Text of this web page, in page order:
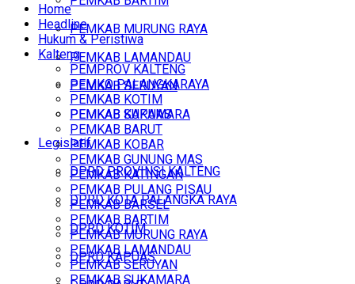
PEMKAB MURUNG RAYA
PEMKAB LAMANDAU
PEMKAB SERUYAN
PEMKAB SUKAMARA
Legislatif
DPRD PROVINSI KALTENG
DPRD KOTA PALANGKA RAYA
DPRD KOTIM
DPRD KAPUAS
Home
Headline
Hukum & Peristiwa
Kalteng
PEMPROV KALTENG
PEMKO PALANGKARAYA
PEMKAB KOTIM
PEMKAB KAPUAS
PEMKAB BARUT
PEMKAB KOBAR
PEMKAB GUNUNG MAS
PEMKAB KATINGAN
PEMKAB PULANG PISAU
PEMKAB BARSEL
PEMKAB BARTIM
PEMKAB MURUNG RAYA
PEMKAB LAMANDAU
PEMKAB SERUYAN
PEMKAB SUKAMARA